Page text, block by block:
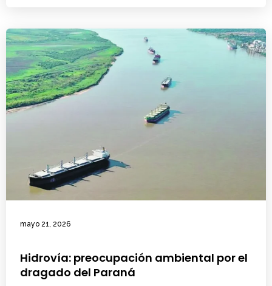
mayo 21, 2026
Hidrovía: preocupación ambiental por el
dragado del Paraná